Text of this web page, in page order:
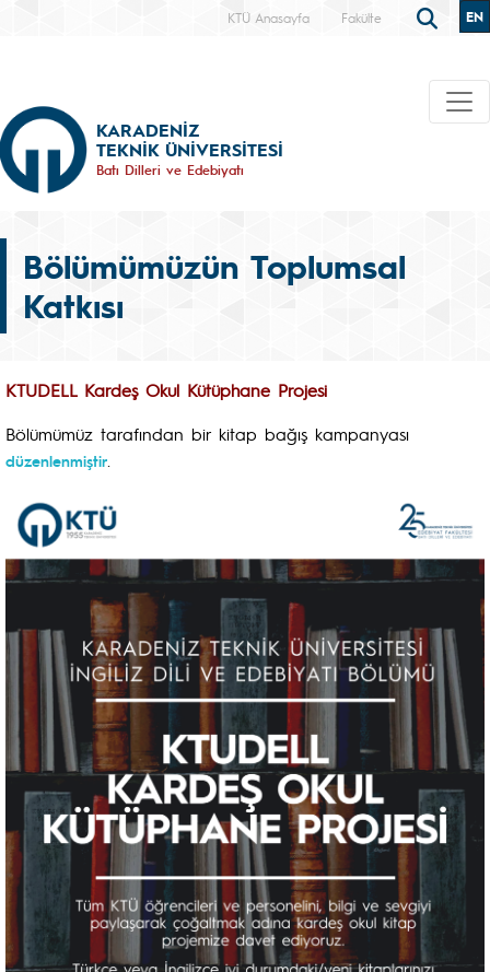
KTÜ Anasayfa Fakülte EN
KARADENİZ
TEKNİK ÜNİVERSİTESİ
Batı Dilleri ve Edebiyatı
Bölümümüzün Toplumsal
Katkısı
KTUDELL Kardeş Okul Kütüphane Projesi
Bölümümüz tarafından bir kitap bağış kampanyası
düzenlenmiştir